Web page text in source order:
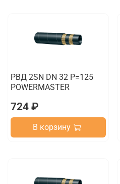
РВД 2SN DN 32 P=125
POWERMASTER
724 ₽
В корзину